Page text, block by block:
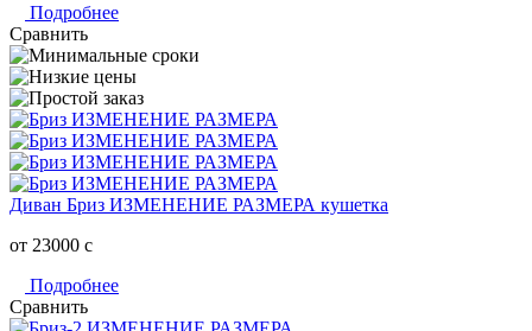
Подробнее
Сравнить
Диван Бриз ИЗМЕНЕНИЕ РАЗМЕРА кушетка
от 23000 c
Подробнее
Сравнить